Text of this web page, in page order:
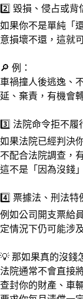
2️⃣ 毀損、侵占或背
如果你不是單純「
意損壞不還，這就
🔎 例：
車禍撞人後逃逸、
延、棄責，有機會
3️⃣ 法院命令拒不
如果法院已經判決
不配合法院調查，
這不是「因為沒錢
4️⃣ 票據法、刑法特
例如公司開支票給
定情況下仍可能涉
💡 那如果真的沒錢
法院通常不會直接
查封你的財產、車